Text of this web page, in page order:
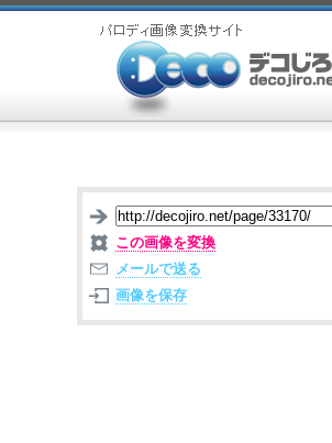
この画像を変換
メールで送る
画像を保存